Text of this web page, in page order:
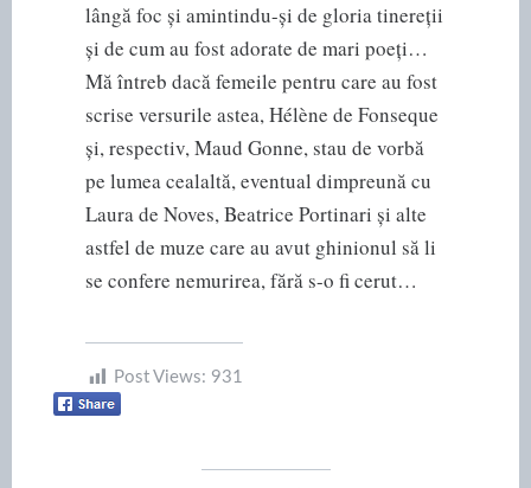
lângă foc și amintindu-și de gloria tinereții
și de cum au fost adorate de mari poeți…
Mă întreb dacă femeile pentru care au fost
scrise versurile astea, Hélène de Fonseque
și, respectiv, Maud Gonne, stau de vorbă
pe lumea cealaltă, eventual dimpreună cu
Laura de Noves, Beatrice Portinari și alte
astfel de muze care au avut ghinionul să li
se confere nemurirea, fără s-o fi cerut…
Post Views: 931